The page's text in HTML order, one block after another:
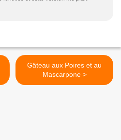
Gâteau aux Poires et au
Mascarpone >